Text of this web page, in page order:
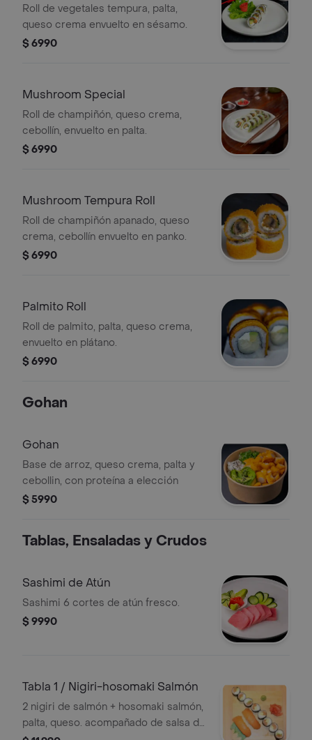
Roll de vegetales tempura, palta,
queso crema envuelto en sésamo.
$ 6990
Mushroom Special
Roll de champiñón, queso crema,
cebollín, envuelto en palta.
$ 6990
Mushroom Tempura Roll
Roll de champiñón apanado, queso
crema, cebollín envuelto en panko.
$ 6990
Palmito Roll
Roll de palmito, palta, queso crema,
envuelto en plátano.
$ 6990
Gohan
Gohan
Base de arroz, queso crema, palta y
cebollin, con proteína a elección
$ 5990
Tablas, Ensaladas y Crudos
Sashimi de Atún
Sashimi 6 cortes de atún fresco.
$ 9990
Tabla 1 / Nigiri-hosomaki Salmón
2 nigiri de salmón + hosomaki salmón,
palta, queso. acompañado de salsa de